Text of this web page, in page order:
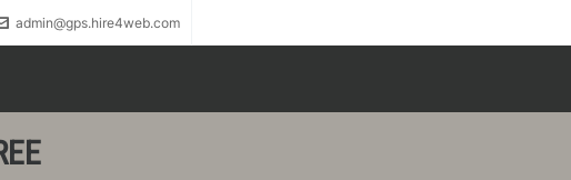
admin@gps.hire4web.com